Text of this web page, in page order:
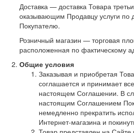
Доставка — доставка Товара
оказывающим Продавцу услуги по
Покупателю.
Розничный магазин — торговая
расположенная по фактическому
Общие условия
Заказывая и приобретая
соглашается и принимает
настоящем Соглашении. В
настоящим Соглашением
немедленно прекратить
Интернет-магазина и